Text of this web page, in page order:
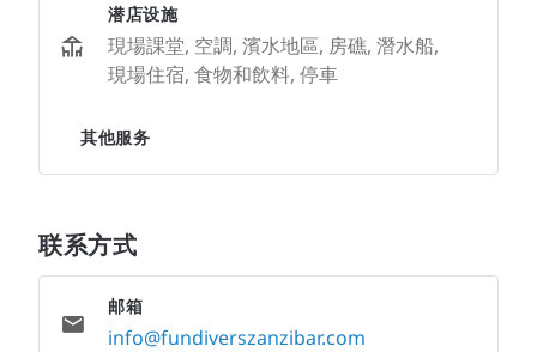
潜店设施
現場課堂, 空調, 濱水地區, 房礁, 潛水船,
現場住宿, 食物和飲料, 停車
其他服务
联系方式
邮箱
info@fundiverszanzibar.com